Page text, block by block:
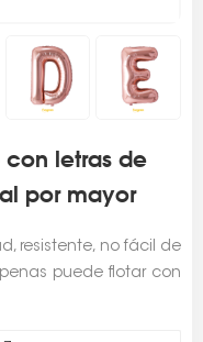
letras de
por mayor
resistente, no fácil de
puede flotar con